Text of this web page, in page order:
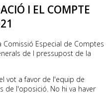
I EL COMPTE
Especial de Comptes
de l pressupost de la
vot a favor de l'equip de
de l'oposició. No hi va haver